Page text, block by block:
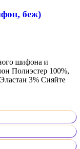
беж)
шифона и
Полиэстер 100%,
3% Сияйте